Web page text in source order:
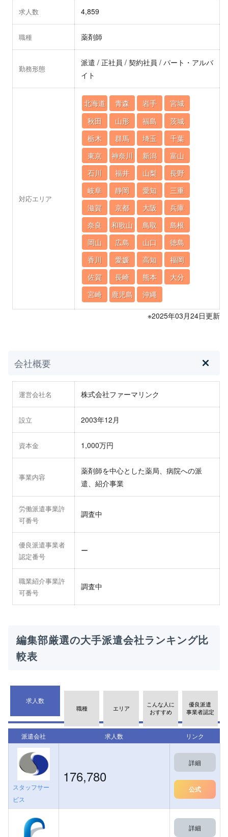
求人数 4,859
職種 薬剤師
勤務形態
派遣 / 正社員 / 契約社員 / パート・アルバ
イト
対応エリア
北海道 青森 岩手
宮城
秋田
山形 福島
茨城
栃木
群馬 埼玉
千葉
東京
神奈川 新潟
富山
石川
福井 山梨
長野
岐阜
静岡 愛知
三重
滋賀
京都 大阪
兵庫
奈良
和歌山 鳥取
島根
岡山
広島 山口
徳島
香川
愛媛 高知
福岡
佐賀
長崎 熊本
大分
宮崎
鹿児島 沖縄
※2025年03月24日更新
会社概要
運営会社名 株式会社ファーマリンク
設立 2003年12月
資本金 1,000万円
事業内容
薬剤師を中心とした薬局、病院への派
遣、紹介事業
労働派遣事業許
可番号
調査中
優良派遣事業者
認定番号
ー
職業紹介事業許
可番号
調査中
編集部厳選の大手派遣会社ランキング比
較表
求人数
職種 エリア
こんな人に
おすすめ
優良派遣
事業者認定
派遣会社 求人数 リンク
スタッフサー
ビス
176,780
詳細
公式
詳細